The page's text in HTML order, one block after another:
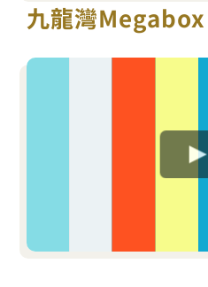
九龍灣Megabox